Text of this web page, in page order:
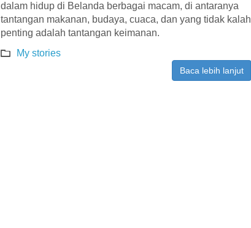
dalam hidup di Belanda berbagai macam, di antaranya
tantangan makanan, budaya, cuaca, dan yang tidak kalah
penting adalah tantangan keimanan.
My stories
Baca lebih lanjut